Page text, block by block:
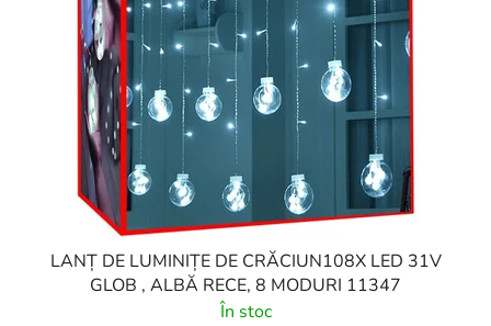
LANȚ DE LUMINIȚE DE CRĂCIUN108X LED 31V
GLOB , ALBĂ RECE, 8 MODURI 11347
În stoc